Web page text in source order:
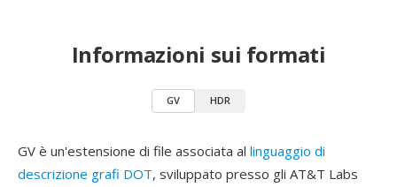
Informazioni sui formati
GV HDR
GV è un'estensione di file associata al linguaggio di
descrizione grafi DOT, sviluppato presso gli AT&T Labs